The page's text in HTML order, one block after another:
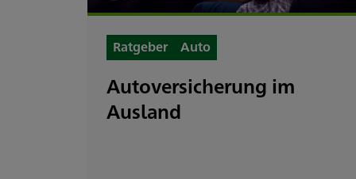
Autoversicherung im
Ausland
Ratgeber Auto